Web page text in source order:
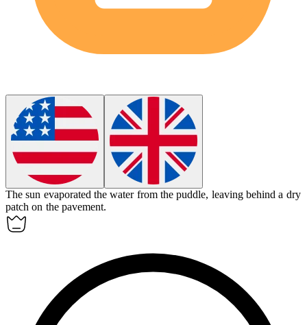
The sun evaporated the water from the puddle, leaving behind a dry
patch on the pavement.